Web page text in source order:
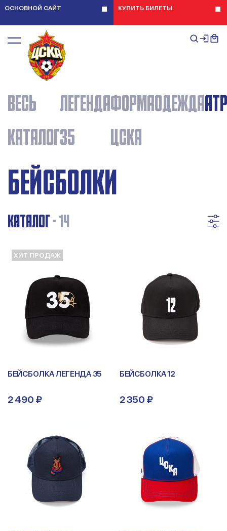
ОСНОВНОЙ САЙТ КУПИТЬ БИЛЕТЫ
ВЕСЬ
КАТАЛОГ
ЛЕГЕНДА
35
ФОРМА
ЦСКА
ОДЕЖДА
БЕЙСБОЛКИ
КАТАЛОГ- 14
ХИТ ПРОДАЖ
БЕЙСБОЛКА ЛЕГЕНДА 35
2 490 ₽
БЕЙСБОЛКА 12
2 350 ₽